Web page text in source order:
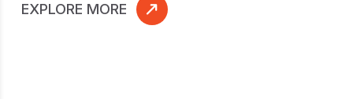
EXPLORE MORE